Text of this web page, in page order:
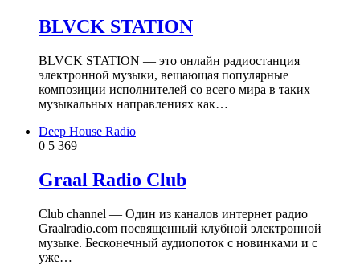
BLVCK STATION
BLVCK STATION — это онлайн радиостанция
электронной музыки, вещающая популярные
композиции исполнителей со всего мира в таких
музыкальных направлениях как…
Deep House Radio
0 5 369
Graal Radio Club
Club channel — Один из каналов интернет радио
Graalradio.com посвященный клубной электронной
музыке. Бесконечный аудиопоток с новинками и с
уже…